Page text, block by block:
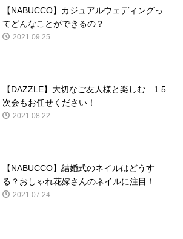
【NABUCCO】カジュアルウェディングっ
てどんなことができるの？
2021.09.25
【DAZZLE】大切なご友人様と楽しむ…1.5
次会もお任せください！
2021.08.22
【NABUCCO】結婚式のネイルはどうす
る？おしゃれ花嫁さんのネイルに注目！
2021.07.24